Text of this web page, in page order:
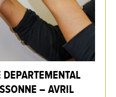
– AVRIL